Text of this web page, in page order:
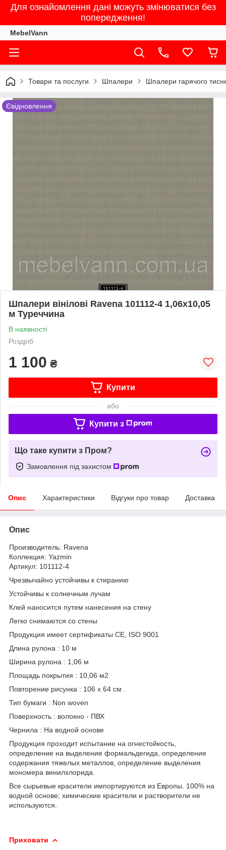
Для ознайомлення дані можуть змінюватися без
попередження!
MebelVann
Товари та послуги Шпалери Шпалери гарячого
Євідновлення
Шпалери вінілові Ravena 101112-4 1,06х10,05
м Туреччина
В наявності
Роздріб
1 100 ₴
Купити
або
Купити з
Що таке купити з Пром?
Замовлення під захистом
Опис Характеристики Відгуки про товар Доставка
Опис
Производитель: Ravena
Коллекция: Yazmin
Артикул: 101112-4
Чрезвычайно устойчивы к стиранию
Устойчивы к солнечным лучам
Клей наносится путем нанесения на стену
Легко снимаются со стены
Продукция имеет сертификаты CE, ISO 9001
Длина рулона : 10 м
Ширина рулона : 1,06 м
Площадь покрытия : 10,06 м2
Повторение рисунка : 106 x 64 см .
Тип бумаги : Non woven
Поверхность : волокно - ПВХ
Чернила : На водной основе
Продукция проходит испытание на огнестойкость,
определение на выделение формальдегида, определение
содержания тяжелых металлов, определение выделения
мономера винилхлорида.
Все сырьевые красители импортируются из Европы. 100% на
водной основе; химические красители и растворители не
используются.
Приховати